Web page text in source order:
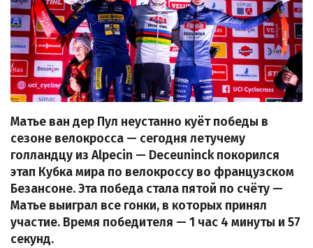
Матье ван дер Пул неустанно куёт победы в
сезоне велокросса — сегодня летучему
голландцу из Alpecin — Deceuninck покорился
этап Кубка мира по велокроссу во французском
Безансоне. Эта победа стала пятой по счёту —
Матье выиграл все гонки, в которых принял
участие. Время победителя — 1 час 4 минуты и 57
секунд.